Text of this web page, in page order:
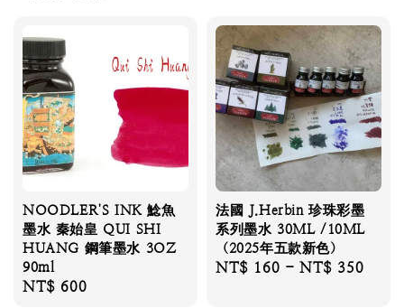
NOODLER'S INK 鯰魚
墨水 秦始皇 QUI SHI
HUANG 鋼筆墨水 3OZ
90ml
Regular
NT$ 600
法國 J.Herbin 珍珠彩墨
系列墨水 30ML /10ML
（2025年五款新色）
Regular
NT$ 160 -NT$ 350